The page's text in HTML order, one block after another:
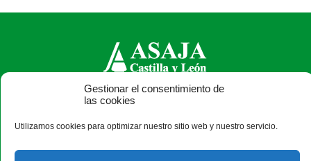
Gestionar el consentimiento de
las cookies
Utilizamos cookies para optimizar nuestro sitio web y nuestro servicio.
ASAJA Castilla y León - Jóvenes Agricultores
Valladolid - España · Tel.: +34 983 472 350 ·
info@asajacyl.com